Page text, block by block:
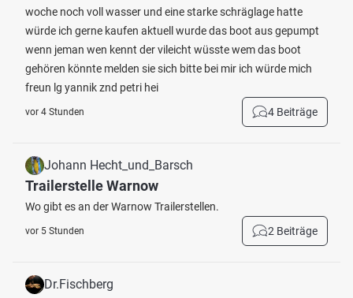
woche noch voll wasser und eine starke schräglage hatte
würde ich gerne kaufen aktuell wurde das boot aus gepumpt
wenn jeman wen kennt der vileicht wüsste wem das boot
gehören könnte melden sie sich bitte bei mir ich würde mich
freun lg yannik znd petri hei
vor 4 Stunden 4 Beiträge
Johann Hecht_und_Barsch
Trailerstelle Warnow
Wo gibt es an der Warnow Trailerstellen.
vor 5 Stunden 2 Beiträge
Dr.Fischberg